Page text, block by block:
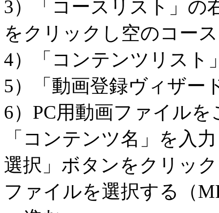
3）「コースリスト」の
をクリックし空のコー
4）「コンテンツリスト
5）「動画登録ヴィザー
6）PC用動画ファイル
「コンテンツ名」を入
選択」ボタンをクリッ
ファイルを選択する（